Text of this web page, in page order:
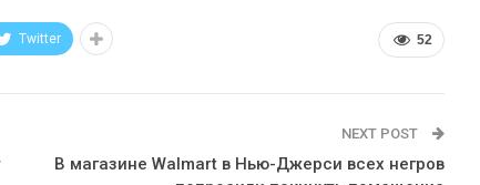
52
Twitter
NEXT POST
В магазине Walmart в Нью-Джерси всех негров